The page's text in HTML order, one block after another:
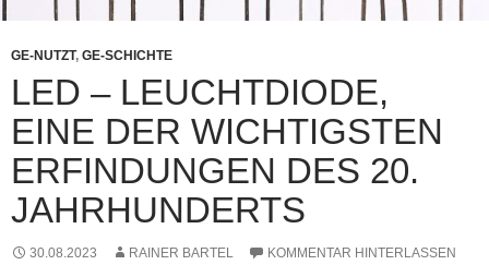
GE-NUTZT, GE-SCHICHTE
LED – LEUCHTDIODE,
EINE DER WICHTIGSTEN
ERFINDUNGEN DES 20.
JAHRHUNDERTS
30.08.2023 RAINER BARTEL KOMMENTAR HINTERLASSEN